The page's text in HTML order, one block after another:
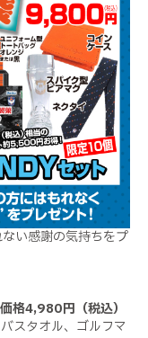
い感謝の気持ちをプ
格4,980円（税込）
スタオル、ゴルフマ